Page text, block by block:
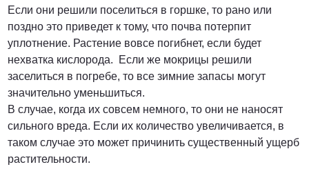
Если они решили поселиться в горшке, то рано или
поздно это приведет к тому, что почва потерпит
уплотнение. Растение вовсе погибнет, если будет
нехватка кислорода. Если же мокрицы решили
заселиться в погребе, то все зимние запасы могут
значительно уменьшиться.
В случае, когда их совсем немного, то они не наносят
сильного вреда. Если их количество увеличивается, в
таком случае это может причинить существенный ущерб
растительности.